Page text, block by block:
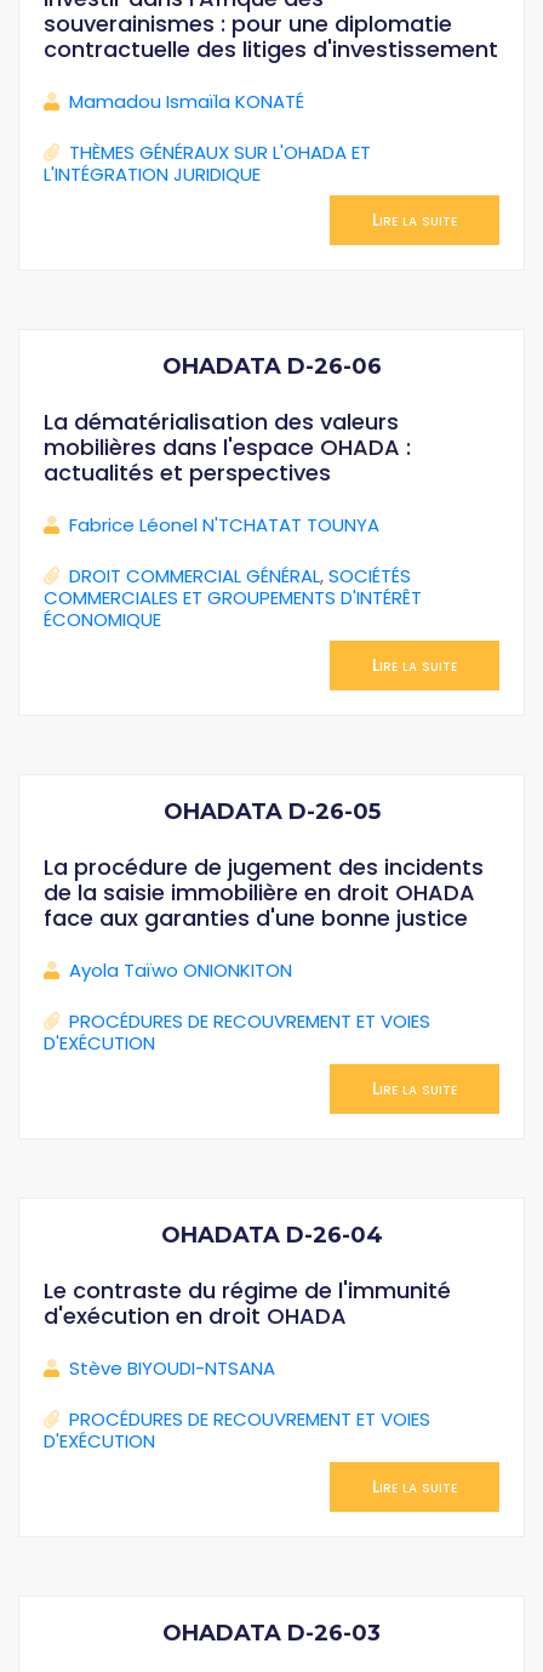
souverainismes : pour une diplomatie
contractuelle des litiges d'investissement
Mamadou Ismaïla KONATÉ
THÈMES GÉNÉRAUX SUR L'OHADA ET
L'INTÉGRATION JURIDIQUE
Lire la suite
OHADATA D-26-06
La dématérialisation des valeurs
mobilières dans l'espace OHADA :
actualités et perspectives
Fabrice Léonel N'TCHATAT TOUNYA
DROIT COMMERCIAL GÉNÉRAL,SOCIÉTÉS
COMMERCIALES ET GROUPEMENTS D'INTÉRÊT
ÉCONOMIQUE
Lire la suite
OHADATA D-26-05
La procédure de jugement des incidents
de la saisie immobilière en droit OHADA
face aux garanties d'une bonne justice
Ayola Taïwo ONIONKITON
PROCÉDURES DE RECOUVREMENT ET VOIES
D'EXÉCUTION
Lire la suite
OHADATA D-26-04
Le contraste du régime de l'immunité
d'exécution en droit OHADA
Stève BIYOUDI-NTSANA
PROCÉDURES DE RECOUVREMENT ET VOIES
D'EXÉCUTION
Lire la suite
OHADATA D-26-03